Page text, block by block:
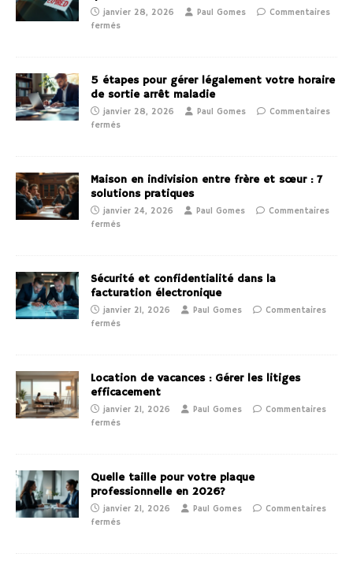
janvier 28, 2026 Paul Gomes
Commentaires
fermés
5 étapes pour gérer légalement votre horaire
de sortie arrêt maladie
janvier 28, 2026 Paul Gomes
Commentaires
fermés
Maison en indivision entre frère et sœur : 7
solutions pratiques
janvier 24, 2026 Paul Gomes
Commentaires
fermés
Sécurité et confidentialité dans la
facturation électronique
janvier 21, 2026 Paul Gomes
Commentaires
fermés
Location de vacances : Gérer les litiges
efficacement
janvier 21, 2026 Paul Gomes
Commentaires
fermés
Quelle taille pour votre plaque
professionnelle en 2026?
janvier 21, 2026 Paul Gomes
Commentaires
fermés